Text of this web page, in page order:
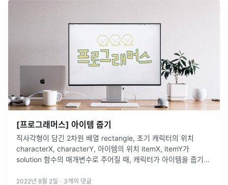
[프로그래머스] 아이템 줍기
직사각형이 담긴 2차원 배열 rectangle, 초기 캐릭터의 위치
characterX, characterY, 아이템의 위치 itemX, itemY가
solution 함수의 매개변수로 주어질 때, 캐릭터가 아이템을 줍기
2022년 8월 2일 · 3개의 댓글